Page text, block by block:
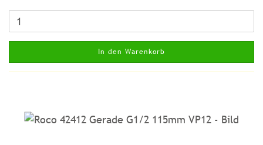
In den Warenkorb